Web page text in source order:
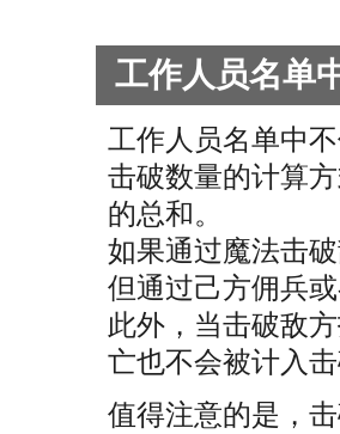
工作人员名单
工作人员名单中
击破数量的计算
的总和。
如果通过魔法击
但通过己方佣兵
此外，当击破敌
亡也不会被计入
值得注意的是，